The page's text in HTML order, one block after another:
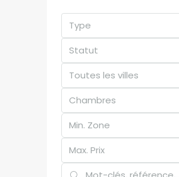
Type
Statut
Toutes les villes
Chambres
Max. Prix